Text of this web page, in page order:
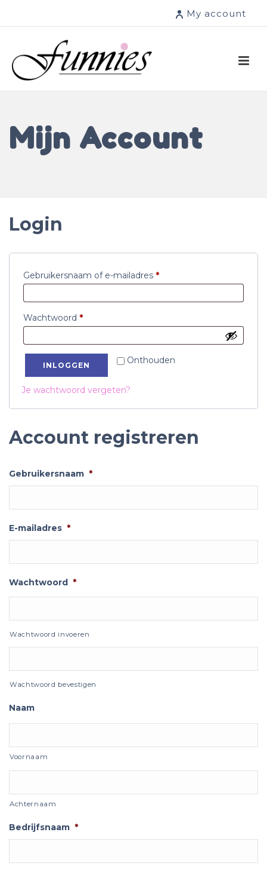
My account
Mijn Account
Login
Gebruikersnaam of e-mailadres *Vereist
Wachtwoord *Vereist
Onthouden
INLOGGEN
Je wachtwoord vergeten?
Account registreren
Gebruikersnaam *
E-mailadres *
Wachtwoord *
Wachtwoord invoeren
Wachtwoord bevestigen
Naam
Voornaam
Achternaam
Bedrijfsnaam *